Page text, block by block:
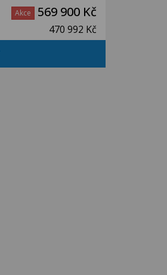
Akce 569 900 Kč
470 992 Kč